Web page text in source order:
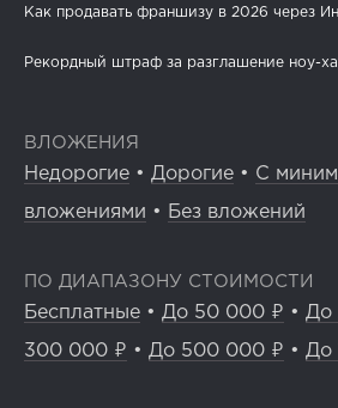
Как продавать франшизу в 2026 через
Рекордный штраф за разглашение ноу-
ВЛОЖЕНИЯ
Недорогие • Дорогие • С
вложениями • Без вложений
ПО ДИАПАЗОНУ СТОИМОСТИ
Бесплатные • До 50 000 ₽ • До
300 000 ₽ • До 500 000 ₽ • До